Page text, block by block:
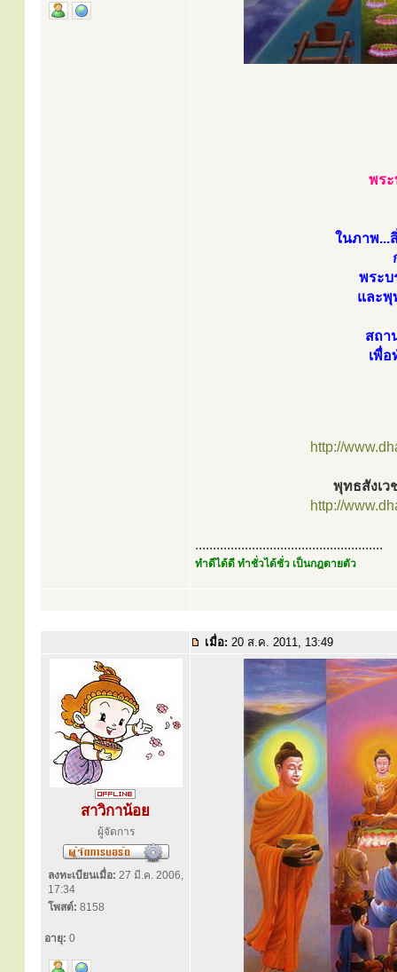
พร
ในภาพ...
พระบ
และพุ
สถา
เพื่
http://
พุทธสังเว
http://
.....................................................
ทำดีได้ดี ทำชั่วได้ชั่ว เป็นกฎตายตัว
เมื่อ: 20 ส.ค. 2011, 13:49
สาวิกาน้อย
ผู้จัดการ
ลงทะเบียนเมื่อ: 27 มี.ค. 2006,
17:34
โพสต์: 8158
อายุ: 0